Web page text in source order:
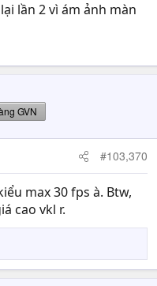
lần 2 vì ám ảnh màn
GVN
#103,370
max 30 fps à. Btw,
cao vkl r.